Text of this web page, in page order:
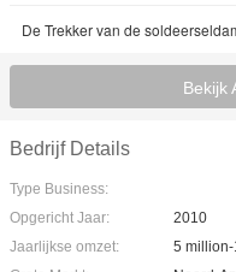
De Trekker van de
Bekijk
Bedrijf Details
Type Business:
Opgericht Jaar:
2010
Jaarlijkse omzet:
5